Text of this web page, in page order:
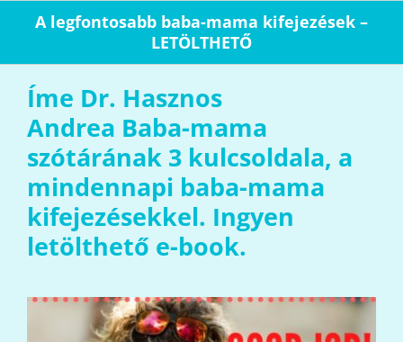
KihagyásA legfontosabb baba-mama kifejezések –
LETÖLTHETŐ
Íme Dr. Hasznos
Andrea Baba-mama
szótárának 3 kulcsoldala, a
mindennapi baba-mama
kifejezésekkel. Ingyen
letölthető e-book.